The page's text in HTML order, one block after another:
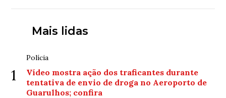
Mais lidas
1
Polícia
Vídeo mostra ação dos traficantes durante
tentativa de envio de droga no Aeroporto de
Guarulhos; confira